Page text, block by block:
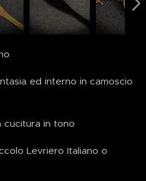
ed interno in camoscio
cucitura in tono
Levriero Italiano o